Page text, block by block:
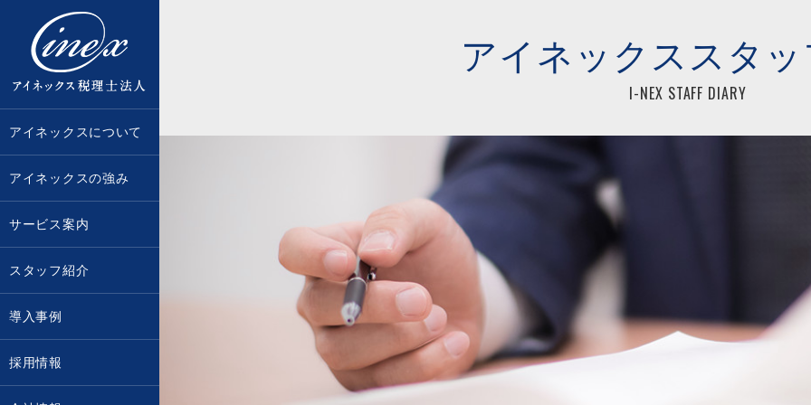
アイネックスについて
アイネックスの強み
サービス案内
スタッフ紹介
導入事例
採用情報
アイネックススタ
I-NEX STAFF DIARY